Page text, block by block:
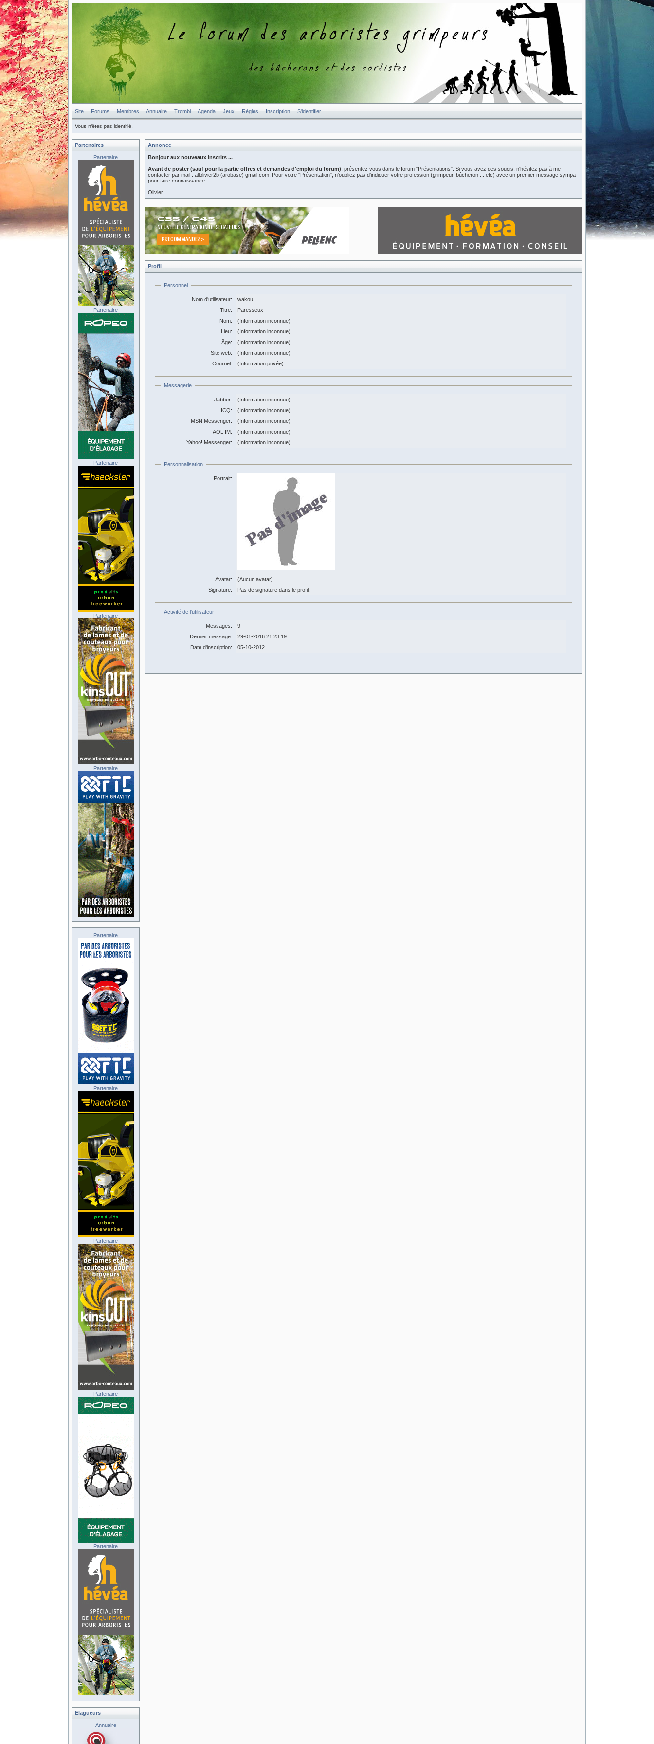
Site Forums Membres Annuaire Trombi Agenda Jeux Règles Inscription S'identifier
Vous n'êtes pas identifié.
Annonce
Bonjour aux nouveaux inscrits ...
Avant de poster (sauf pour la partie offres et demandes d'emploi du forum) , présentez vous dans le forum "Présentations". Si vous avez des soucis, n'hésitez pas à me
contacter par mail : allolivier2b (arobase) gmail.com. Pour votre "Présentation", n'oubliez pas d'indiquer votre profession (grimpeur, bûcheron ... etc) avec un premier message sympa
pour faire connaissance.
Olivier
Profil
Personnel
Nom d'utilisateur:
wakou
Titre:
Paresseux
Nom:
(Information inconnue)
Lieu:
(Information inconnue)
Âge:
(Information inconnue)
Site web:
(Information inconnue)
Courriel:
(Information privée)
Messagerie
Jabber:
(Information inconnue)
ICQ:
(Information inconnue)
MSN Messenger:
(Information inconnue)
AOL IM:
(Information inconnue)
Yahoo! Messenger:
(Information inconnue)
Personnalisation
Portrait:
Avatar:
(Aucun avatar)
Signature:
Pas de signature dans le profil.
Activité de l'utilisateur
Messages:
9
Dernier message:
29-01-2016 21:23:19
Date d'inscription:
05-10-2012
Partenaires
Partenaire
Partenaire
Partenaire
Partenaire
Partenaire
Partenaire
Partenaire
Partenaire
Partenaire
Partenaire
Elagueurs
Annuaire